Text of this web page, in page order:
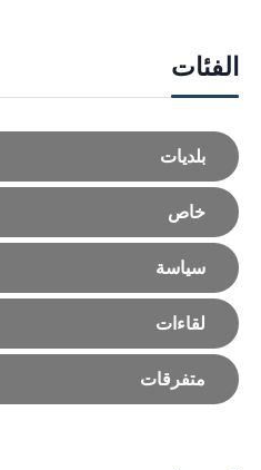
الفئات
بلديات
خاص
سياسة
لقاءات
متفرقات